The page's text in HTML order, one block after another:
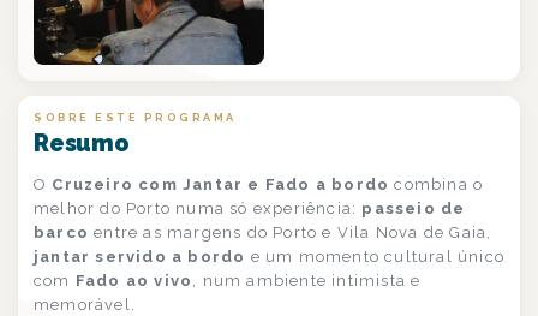
SOBRE ESTE PROGRAMA
Resumo
O Cruzeiro com Jantar e Fado a bordo combina o
melhor do Porto numa só experiência: passeio de
barco entre as margens do Porto e Vila Nova de Gaia,
jantar servido a bordo e um momento cultural único
com Fado ao vivo
, num ambiente intimista e
memorável.